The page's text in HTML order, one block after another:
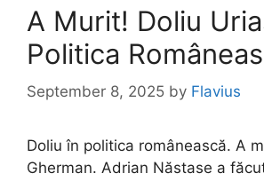
A Murit! Doliu
Politica
September 8, 2025 by Flavius
Doliu în politica românească. A
Gherman. Adrian Năstase a